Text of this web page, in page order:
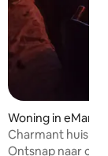
beoordeling van
Woning in
Charmant huis
Ontsnap naar